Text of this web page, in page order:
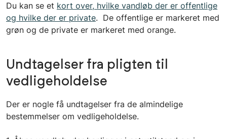
Du kan se et kort over, hvilke vandløb der er offentlige
og hvilke der er private. De offentlige er markeret med
grøn og de private er markeret med orange.
Undtagelser fra pligten til
vedligeholdelse
Der er nogle få undtagelser fra de almindelige
bestemmelser om vedligeholdelse.